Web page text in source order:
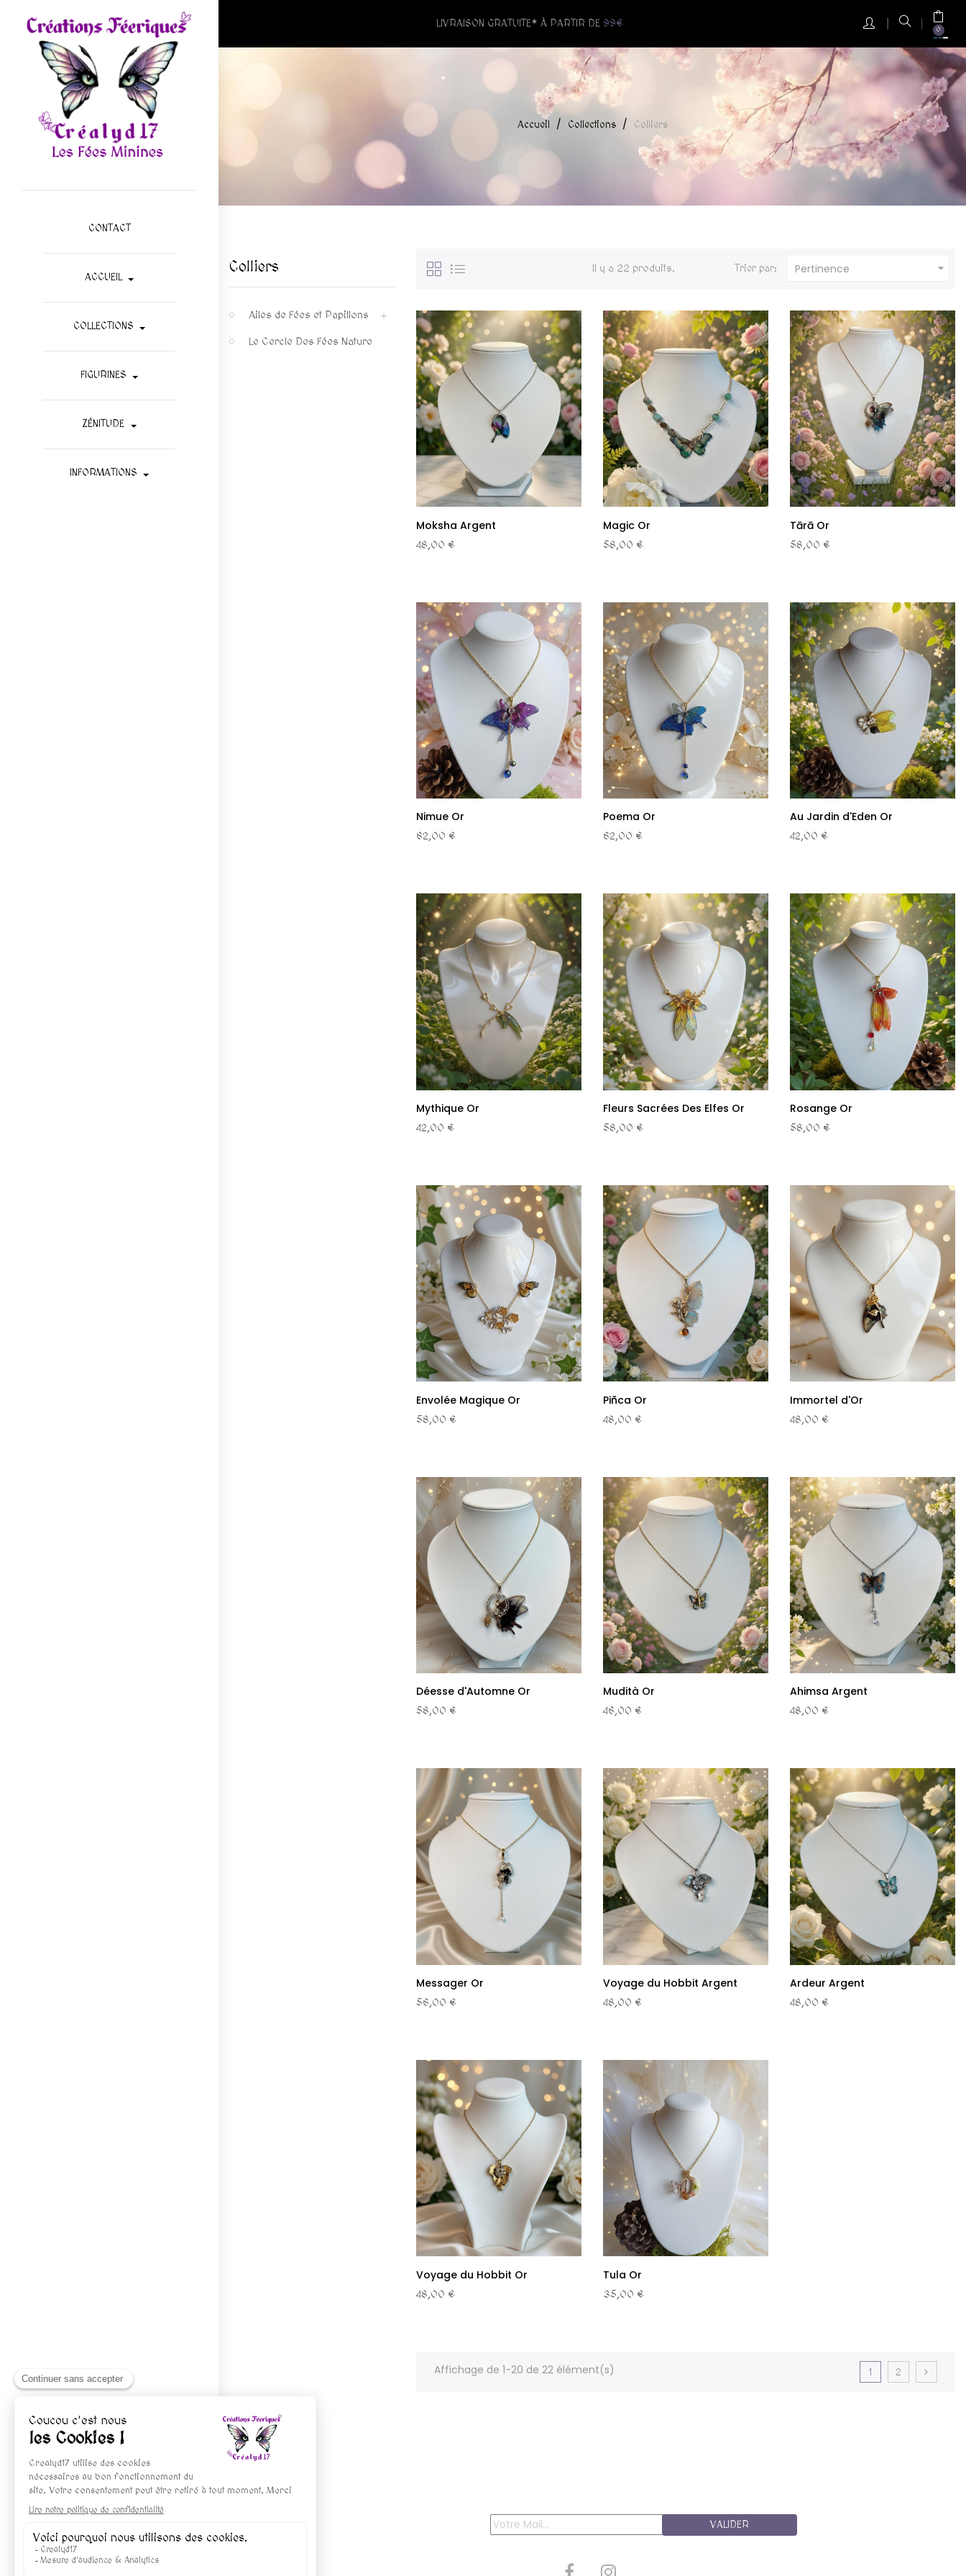
LIVRAISON GRATUITE* À PARTIR DE 99€
0
CONTACT
ACCUEIL
COLLECTIONS
FIGURINES
ZÉNITUDE
INFORMATIONS
Accueil Collections Colliers
Colliers
Ailes de Fées et Papillons
Le Cercle Des Fées Nature
Il y a 22 produits. Trier par: Pertinence 
Moksha Argent
48,00 €
Magic Or
58,00 €
Tārā Or
58,00 €
Nimue Or
62,00 €
Poema Or
62,00 €
Au Jardin d'Eden Or
42,00 €
Mythique Or
42,00 €
Fleurs Sacrées Des Elfes Or
58,00 €
Rosange Or
58,00 €
Envolée Magique Or
58,00 €
Piñca Or
48,00 €
Immortel d'Or
48,00 €
Déesse d'Automne Or
58,00 €
Mudità Or
46,00 €
Ahimsa Argent
48,00 €
Messager Or
56,00 €
Voyage du Hobbit Argent
48,00 €
Ardeur Argent
48,00 €
Voyage du Hobbit Or
48,00 €
Tula Or
35,00 €
Affichage de 1-20 de 22 élément(s) 1 2
VALIDER